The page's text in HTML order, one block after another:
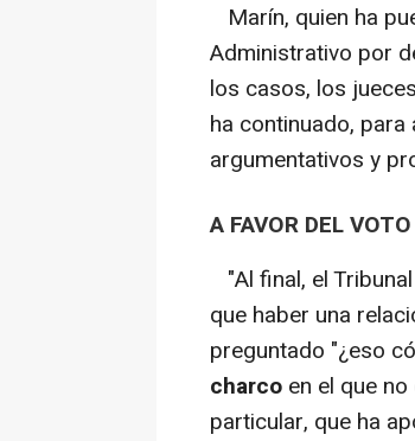
Marín, quien ha
Administrativo por
los casos, los
ha continuado,
argumentativos y
A FAVOR DEL
"Al final, el
que haber una
preguntado "¿eso
charco en el que
particular, que ha